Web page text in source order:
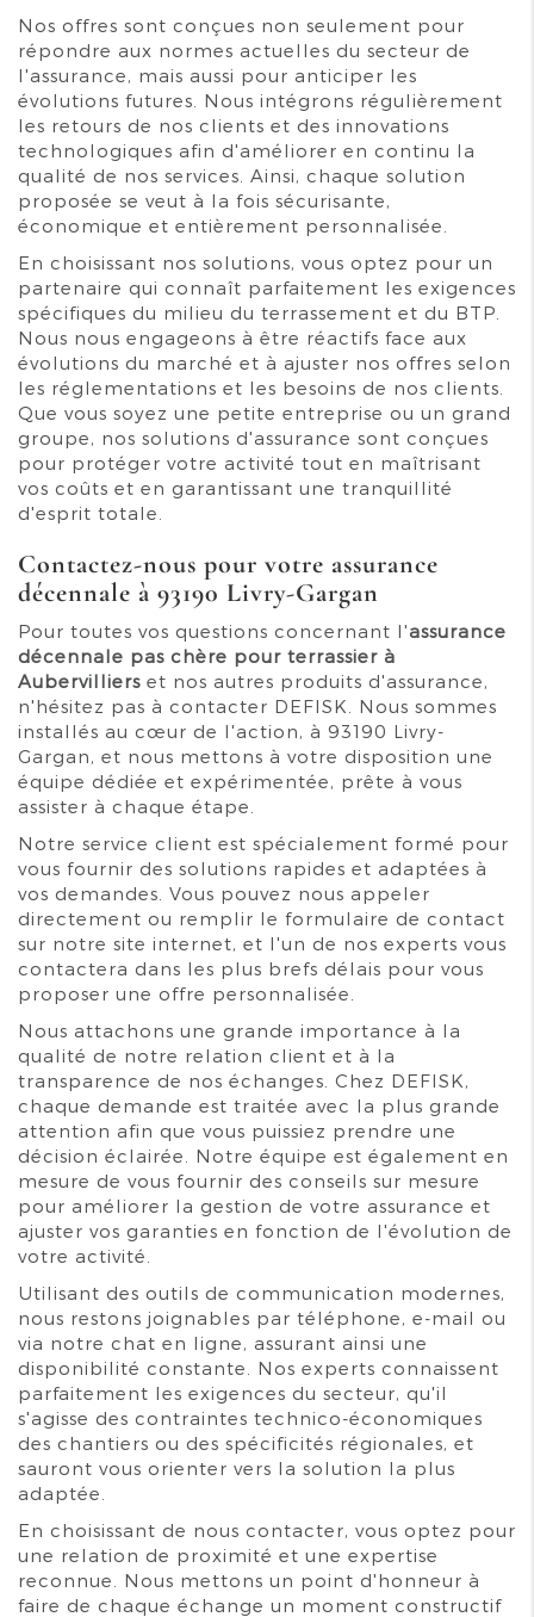
Nos offres sont conçues non seulement pour
répondre aux normes actuelles du secteur de
l'assurance, mais aussi pour anticiper les
évolutions futures. Nous intégrons régulièrement
les retours de nos clients et des innovations
technologiques afin d'améliorer en continu la
qualité de nos services. Ainsi, chaque solution
proposée se veut à la fois sécurisante,
économique et entièrement personnalisée.
En choisissant nos solutions, vous optez pour un
partenaire qui connaît parfaitement les exigences
spécifiques du milieu du terrassement et du BTP.
Nous nous engageons à être réactifs face aux
évolutions du marché et à ajuster nos offres selon
les réglementations et les besoins de nos clients.
Que vous soyez une petite entreprise ou un grand
groupe, nos solutions d'assurance sont conçues
pour protéger votre activité tout en maîtrisant
vos coûts et en garantissant une tranquillité
d'esprit totale.
Contactez-nous pour votre assurance
décennale à 93190 Livry-Gargan
Pour toutes vos questions concernant l'assurance
décennale pas chère pour terrassier à
Aubervilliers et nos autres produits d'assurance,
n'hésitez pas à contacter DEFISK. Nous sommes
installés au cœur de l'action, à 93190 Livry-
Gargan, et nous mettons à votre disposition une
équipe dédiée et expérimentée, prête à vous
assister à chaque étape.
Notre service client est spécialement formé pour
vous fournir des solutions rapides et adaptées à
vos demandes. Vous pouvez nous appeler
directement ou remplir le formulaire de contact
sur notre site internet, et l'un de nos experts vous
contactera dans les plus brefs délais pour vous
proposer une offre personnalisée.
Nous attachons une grande importance à la
qualité de notre relation client et à la
transparence de nos échanges. Chez DEFISK,
chaque demande est traitée avec la plus grande
attention afin que vous puissiez prendre une
décision éclairée. Notre équipe est également en
mesure de vous fournir des conseils sur mesure
pour améliorer la gestion de votre assurance et
ajuster vos garanties en fonction de l'évolution de
votre activité.
Utilisant des outils de communication modernes,
nous restons joignables par téléphone, e-mail ou
via notre chat en ligne, assurant ainsi une
disponibilité constante. Nos experts connaissent
parfaitement les exigences du secteur, qu'il
s'agisse des contraintes technico-économiques
des chantiers ou des spécificités régionales, et
sauront vous orienter vers la solution la plus
adaptée.
En choisissant de nous contacter, vous optez pour
une relation de proximité et une expertise
reconnue. Nous mettons un point d'honneur à
faire de chaque échange un moment constructif